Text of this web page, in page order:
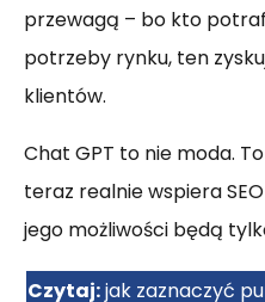
przewagą – bo kto
potrzeby rynku, ten
klientów.
Chat GPT to nie moda.
teraz realnie wspiera
jego możliwości będą
Czytaj:jak zaznaczyć